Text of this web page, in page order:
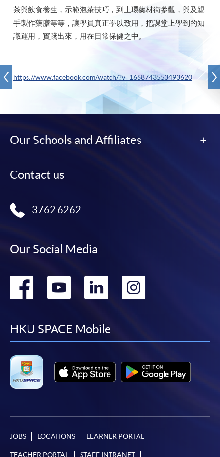
茶與飲食養生，示範泡茶技巧，到上環藥材街參觀，與及親
手製作藥膳等等，讓學員真正學以致用，把課堂上學到的知
識運用，實踐出來，用在日常保健之中。
https://www.facebook.com/watch/?v=1668743553493620
Our Schools and Affiliates
Contact us
3762 6262
Our Social Media
Go
facebook
Go
youtube
Go
linkedin
Go
HKU SPACE Mobile
JOBS LOCATIONS LEARNER PORTAL
TEACHER PORTAL STAFF INTRANET